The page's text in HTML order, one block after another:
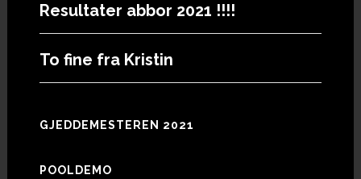
Resultater abbor 2021 !!!!
To fine fra Kristin
GJEDDEMESTEREN 2021
POOLDEMO